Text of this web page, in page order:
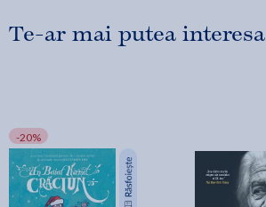
Te-ar mai putea interesa
-20%